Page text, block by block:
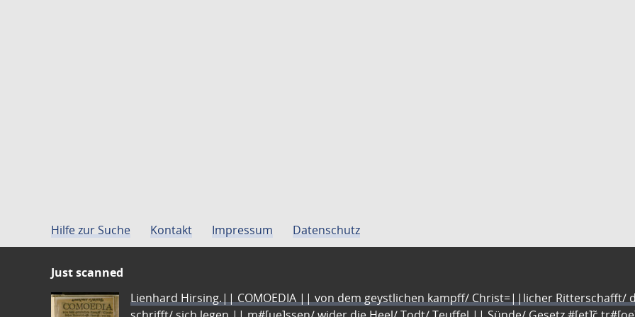
Hilfe zur Suche Kontakt Impressum Datenschutz
Just scanned
Lienhard Hirsing.|| COMOEDIA || von dem geystlichen kampff/ Christ=||licher Ritterschafft/